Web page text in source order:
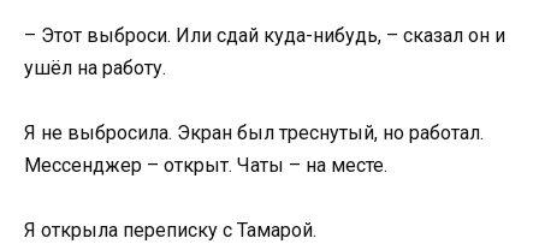
– Этот выброси. Или сдай куда-нибудь, – сказал он и
ушёл на работу.
Я не выбросила. Экран был треснутый, но работал.
Мессенджер – открыт. Чаты – на месте.
Я открыла переписку с Тамарой.